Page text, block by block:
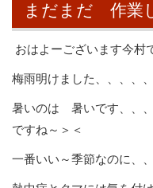
まだまだ 作業
おはよーございます今村
梅雨明けました、、、、、
暑いのは 暑いです、、
ですね～＞＜
一番いい～季節なのに、、